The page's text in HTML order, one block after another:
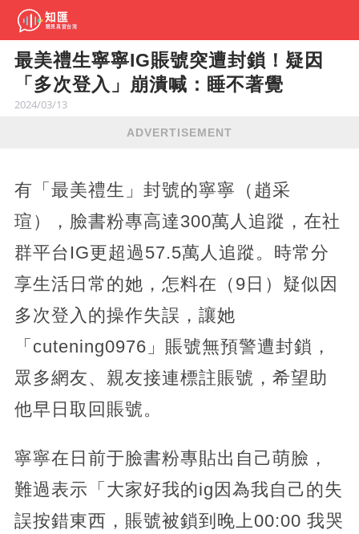
最美禮生寧寧IG賬號突遭封鎖！疑因
「多次登入」崩潰喊：睡不著覺
2024/03/13
ADVERTISEMENT
有「最美禮生」封號的寧寧（趙采
瑄），臉書粉專高達300萬人追蹤，在社
群平台IG更超過57.5萬人追蹤。時常分
享生活日常的她，怎料在（9日）疑似因
多次登入的操作失誤，讓她
「cutening0976」賬號無預警遭封鎖，
眾多網友、親友接連標註賬號，希望助
他早日取回賬號。
寧寧在日前于臉書粉專貼出自己萌臉，
難過表示「大家好我的ig因為我自己的失
誤按錯東西，賬號被鎖到晚上00:00 我哭